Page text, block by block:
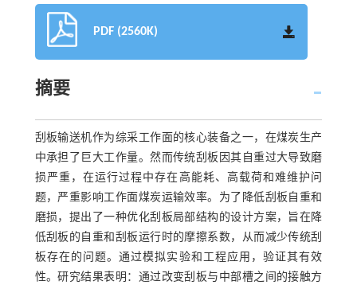
PDF (2560K)
摘要
刮板输送机作为综采工作面的核心装备之一，在煤炭生产
中承担了巨大工作量。然而传统刮板因其自重过大导致磨
损严重，在运行过程中存在高能耗、高载荷和难维护问
题，严重影响工作面煤炭运输效率。为了降低刮板自重和
磨损，提出了一种优化刮板局部结构的设计方案，旨在降
低刮板的自重和刮板运行时的摩擦系数，从而减少传统刮
板存在的问题。通过模拟实验和工程应用，验证其有效
性。研究结果表明：通过改变刮板与中部槽之间的接触方